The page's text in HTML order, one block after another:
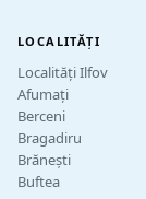
LOCALITĂȚI
Localități Ilfov
Afumați
Berceni
Bragadiru
Brănești
Buftea